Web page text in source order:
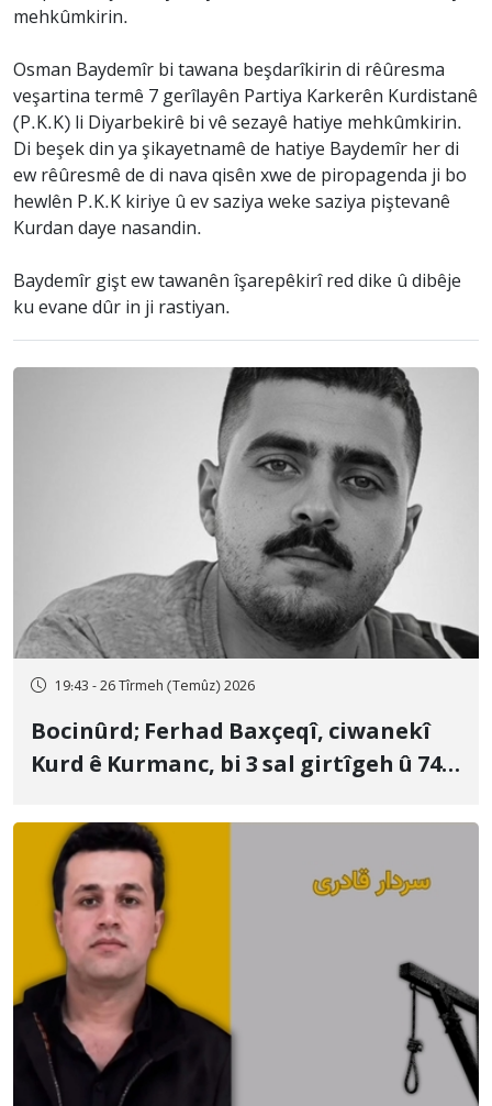
mehkûmkirin.
Osman Baydemîr bi tawana beşdarîkirin di rêûresma
veşartina termê 7 gerîlayên Partiya Karkerên Kurdistanê
(P.K.K) li Diyarbekirê bi vê sezayê hatiye mehkûmkirin.
Di beşek din ya şikayetnamê de hatiye Baydemîr her di
ew rêûresmê de di nava qisên xwe de piropagenda ji bo
hewlên P.K.K kiriye û ev saziya weke saziya piştevanê
Kurdan daye nasandin.
Baydemîr gişt ew tawanên îşarepêkirî red dike û dibêje
ku evane dûr in ji rastiyan.
19:43 - 26 Tîrmeh (Temûz) 2026
Bocinûrd; Ferhad Baxçeqî, ciwanekî
Kurd ê Kurmanc, bi 3 sal girtîgeh û 74